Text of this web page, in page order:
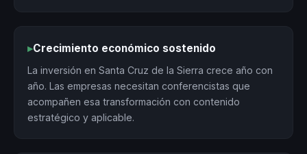
▸Crecimiento económico sostenido
La inversión en Santa Cruz de la Sierra crece año con
año. Las empresas necesitan conferencistas que
acompañen esa transformación con contenido
estratégico y aplicable.